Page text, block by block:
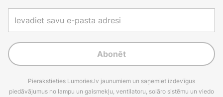
Abonēt
Pierakstieties Lumories.lv jaunumiem un saņemiet izdevīgus
piedāvājumus no lampu un gaismekļu, ventilatoru, solāro sistēmu un viedo